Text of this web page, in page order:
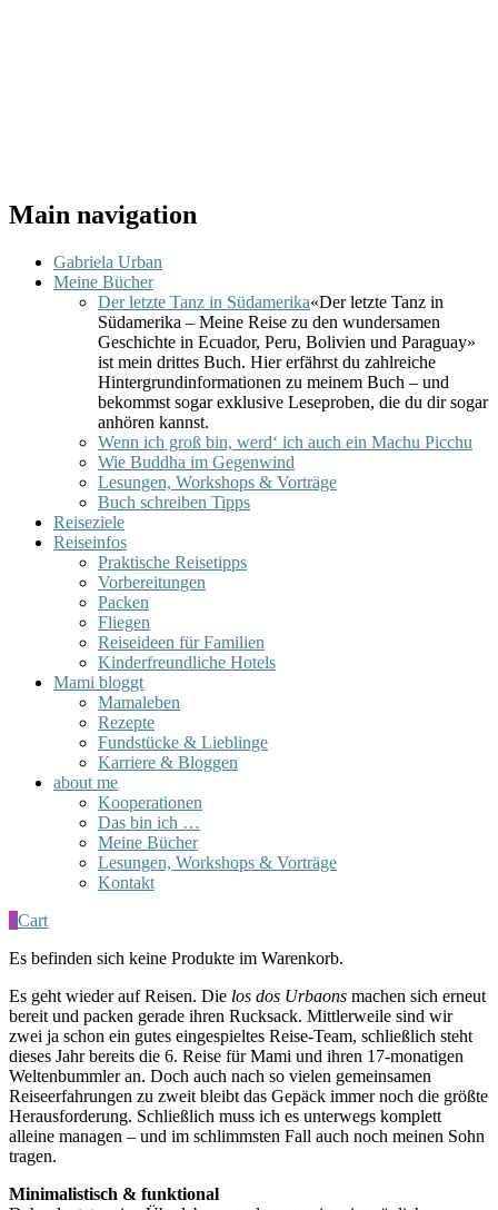
Main navigation
Gabriela Urban
Meine Bücher
Der letzte Tanz in Südamerika«Der letzte Tanz in
Südamerika – Meine Reise zu den wundersamen
Geschichte in Ecuador, Peru, Bolivien und Paraguay»
ist mein drittes Buch. Hier erfährst du zahlreiche
Hintergrundinformationen zu meinem Buch – und
bekommst sogar exklusive Leseproben, die du dir sogar
anhören kannst.
Wenn ich groß bin, werd‘ ich auch ein Machu Picchu
Wie Buddha im Gegenwind
Lesungen, Workshops & Vorträge
Buch schreiben Tipps
Reiseziele
Reiseinfos
Praktische Reisetipps
Vorbereitungen
Packen
Fliegen
Reiseideen für Familien
Kinderfreundliche Hotels
Mami bloggt
Mamaleben
Rezepte
Fundstücke & Lieblinge
Karriere & Bloggen
about me
Kooperationen
Das bin ich …
Meine Bücher
Lesungen, Workshops & Vorträge
Kontakt
0Cart
Es befinden sich keine Produkte im Warenkorb.
Es geht wieder auf Reisen. Die los dos Urbaons machen sich erneut
bereit und packen gerade ihren Rucksack. Mittlerweile sind wir
zwei ja schon ein gutes eingespieltes Reise-Team, schließlich steht
dieses Jahr bereits die 6. Reise für Mami und ihren 17-monatigen
Weltenbummler an. Doch auch nach so vielen gemeinsamen
Reiseerfahrungen zu zweit bleibt das Gepäck immer noch die größte
Herausforderung. Schließlich muss ich es unterwegs komplett
alleine managen – und im schlimmsten Fall auch noch meinen Sohn
tragen.
Minimalistisch & funktional